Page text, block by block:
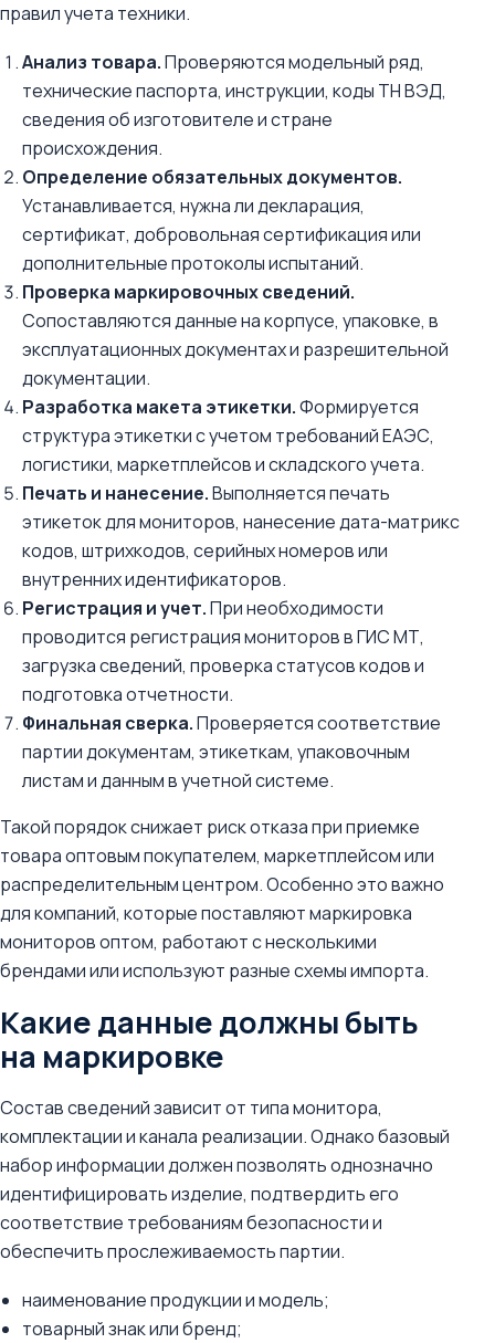
правил учета техники.
Анализ товара.Проверяются модельный ряд,
технические паспорта, инструкции, коды ТН ВЭД,
сведения об изготовителе и стране
происхождения.
Определение обязательных документов.
Устанавливается, нужна ли декларация,
сертификат, добровольная сертификация или
дополнительные протоколы испытаний.
Проверка маркировочных сведений.
Сопоставляются данные на корпусе, упаковке, в
эксплуатационных документах и разрешительной
документации.
Разработка макета этикетки.Формируется
структура этикетки с учетом требований ЕАЭС,
логистики, маркетплейсов и складского учета.
Печать и нанесение.Выполняется печать
этикеток для мониторов, нанесение дата-матрикс
кодов, штрихкодов, серийных номеров или
внутренних идентификаторов.
Регистрация и учет.При необходимости
проводится регистрация мониторов в ГИС МТ,
загрузка сведений, проверка статусов кодов и
подготовка отчетности.
Финальная сверка.Проверяется соответствие
партии документам, этикеткам, упаковочным
листам и данным в учетной системе.
Такой порядок снижает риск отказа при приемке
товара оптовым покупателем, маркетплейсом или
распределительным центром. Особенно это важно
для компаний, которые поставляют маркировка
мониторов оптом, работают с несколькими
брендами или используют разные схемы импорта.
Какие данные должны быть
на маркировке
Состав сведений зависит от типа монитора,
комплектации и канала реализации. Однако базовый
набор информации должен позволять однозначно
идентифицировать изделие, подтвердить его
соответствие требованиям безопасности и
обеспечить прослеживаемость партии.
наименование продукции и модель;
товарный знак или бренд;